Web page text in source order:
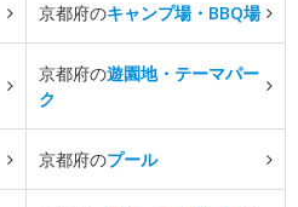
京都府のキャンプ場・BBQ場
京都府の遊園地・テーマパー
ク
京都府のプール